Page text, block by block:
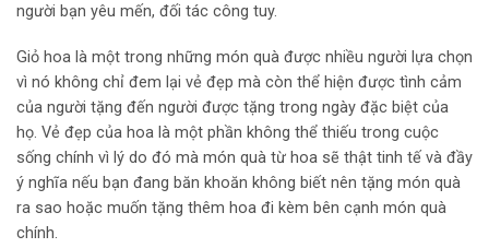
người bạn yêu mến, đối tác công tuy.
Giỏ hoa là một trong những món quà được nhiều người lựa chọn
vì nó không chỉ đem lại vẻ đẹp mà còn thể hiện được tình cảm
của người tặng đến người được tặng trong ngày đặc biệt của
họ. Vẻ đẹp của hoa là một phần không thể thiếu trong cuộc
sống chính vì lý do đó mà món quà từ hoa sẽ thật tinh tế và đầy
ý nghĩa nếu bạn đang băn khoăn không biết nên tặng món quà
ra sao hoặc muốn tặng thêm hoa đi kèm bên cạnh món quà
chính.